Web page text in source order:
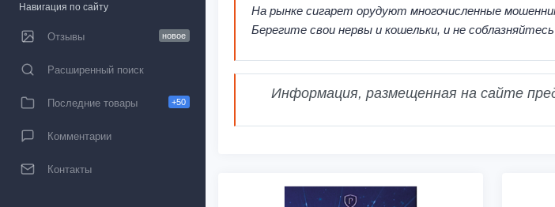
Навигация по сайту
Отзывы новое
Расширенный поиск
Последние товары +50
Комментарии
Контакты
На рынке сигарет орудуют многочисленные
Берегите свои нервы и кошельки, и не
Информация, размещенная на сайте